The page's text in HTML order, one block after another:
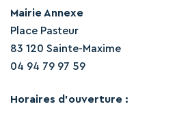
Mairie Annexe
Place Pasteur
83 120 Sainte-Maxime
04 94 79 97 59
Horaires d’ouverture :